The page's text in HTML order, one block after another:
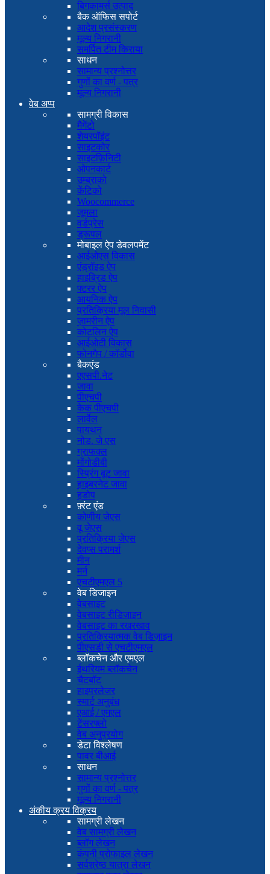
बिगकामर्स उत्पाद
बैक ऑफिस सपोर्ट
आदेश प्रसंस्करण
मूल्य निगरानी
समर्पित टीम किराया
साधन
सामान्य प्रश्नोत्तर
गुणों का वर्ण - पत्र
मूल्य निगरानी
वेब अप्प
सामग्री विकास
मैगेंटो
शेयरपॉइंट
साइटकोर
साइटफ़िनिटी
ओपनकार्ट
उम्ब्राको
केंटिको
Woocommerce
जूमला
वर्डप्रेस
ड्रूपल
मोबाइल ऐप डेवलपमेंट
आईओएस विकास
एंड्रॉइड ऐप
हाइब्रिड ऐप
फ्टरर ऐप
आयनिक ऐप
प्रतिक्रिया मूल निवासी
ज़ामरीन ऐप
कोटलिन ऐप
आईओटी विकास
फोनगैप / कॉर्डोवा
बैकएंड
एएसपी.नेट
जावा
पीएचपी
केक पीएचपी
लार्वेल
पायथन
नोड. जे एस
ग्राफक्ल
मोंगोडीबी
स्प्रिंग बूट जावा
हाइबरनेट जावा
हडोप
फ़्रंट एंड
कोणीय जेएस
वू जेएस
प्रतिक्रिया जेएस
देवप्स परामर्श
मीन
मर्न
एचटीएमएल 5
वेब डिजाइन
वेबसाइट
वेबसाइट रीडिज़ाइन
वेबसाइट का रखरखाव
प्रतिक्रियात्मक वेब डिज़ाइन
पीएसडी से एचटीएमएल
ब्लॉकचेन और एमएल
ईथरियम ब्लॉकचेन
चैटबॉट
हाइपरलेजर
स्मार्ट अनुबंध
एआई / एमएल
टेंसरफ्लो
वेब अनुप्रयोग
डेटा विश्लेषण
पावर बीआई
साधन
सामान्य प्रश्नोत्तर
गुणों का वर्ण - पत्र
मूल्य निगरानी
अंकीय क्रय विक्रय
सामग्री लेखन
वेब सामग्री लेखन
ब्लॉग लेखन
कंपनी प्रोफाइल लेखन
सर्वश्रेष्ठ यात्रा लेखन